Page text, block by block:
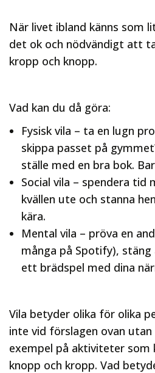
När livet ibland känns som
det ok och nödvändigt att
kropp och knopp.
Vad kan du då göra:
Fysisk vila – ta en lugn
skippa passet på
ställe med en bra bok.
Social vila – spendera tid
kvällen ute och stanna
kära.
Mental vila – pröva en
många på Spotify),
ett brädspel med dina
Vila betyder olika för olika
inte vid förslagen ovan
exempel på aktiviteter som
knopp och kropp. Vad